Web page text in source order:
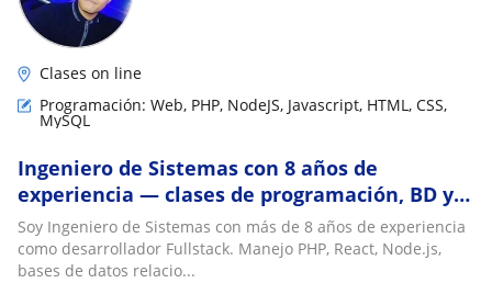
Clases on line
Programación: Web, PHP, NodeJS, Javascript, HTML, CSS,
MySQL
Ingeniero de Sistemas con 8 años de
experiencia — clases de programación, BD y
refuerzo escolar online
Soy Ingeniero de Sistemas con más de 8 años de experiencia
como desarrollador Fullstack. Manejo PHP, React, Node.js,
bases de datos relacio...